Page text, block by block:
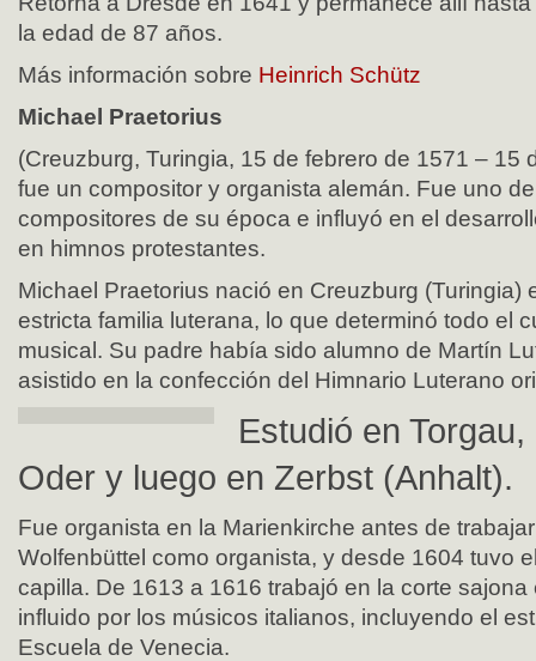
la edad de 87 años.
Más información sobre Heinrich Schütz
Michael Praetorius
(Creuzburg, Turingia, 15 de febrero de 1571 – 15
fue un compositor y organista alemán. Fue uno
compositores de su época e influyó en el
en himnos protestantes.
Michael Praetorius nació en Creuzburg (Turingia)
estricta familia luterana, lo que determinó todo el
musical. Su padre había sido alumno de Martín
asistido en la confección del Himnario Luterano
Estudió en
Oder y luego en Zerbst (Anhalt).
Fue organista en la Marienkirche antes de
Wolfenbüttel como organista, y desde 1604 tuvo
capilla. De 1613 a 1616 trabajó en la corte
influido por los músicos italianos, incluyendo el
Escuela de Venecia.